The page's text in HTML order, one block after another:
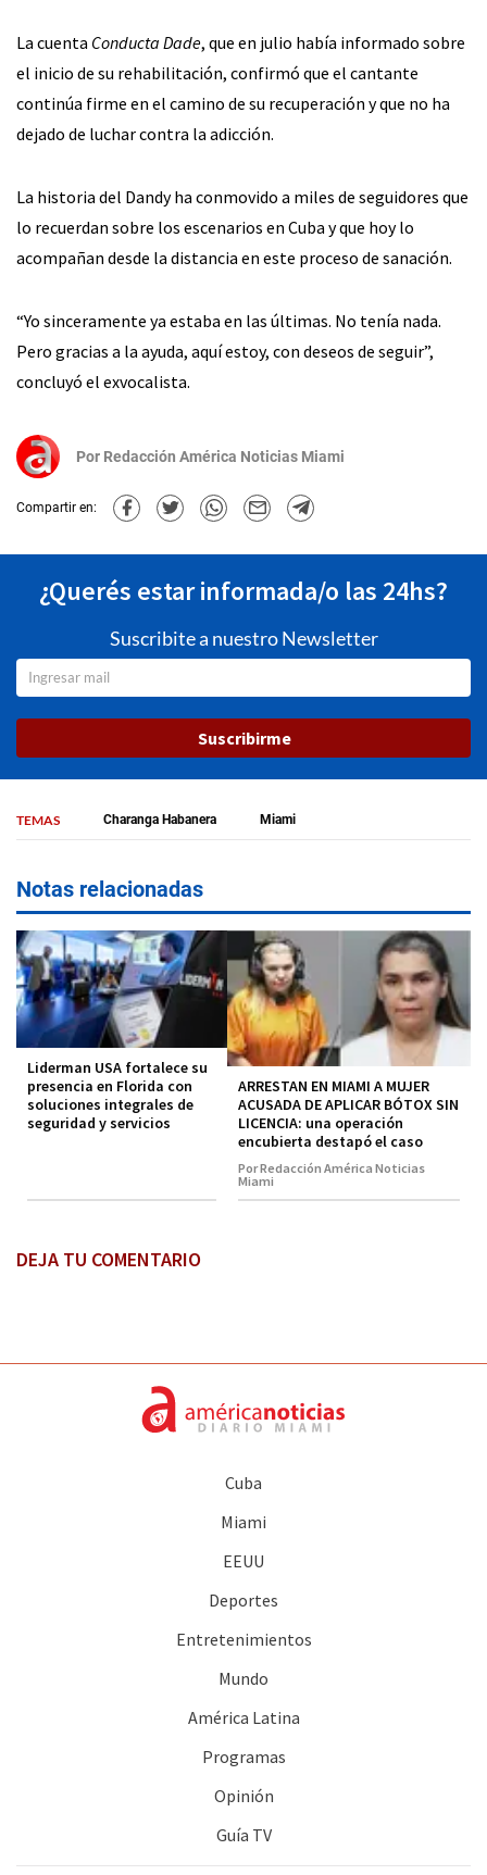
La cuenta Conducta Dade, que en julio había informado sobre
el inicio de su rehabilitación, confirmó que el cantante
continúa firme en el camino de su recuperación y que no ha
dejado de luchar contra la adicción.
La historia del Dandy ha conmovido a miles de seguidores que
lo recuerdan sobre los escenarios en Cuba y que hoy lo
acompañan desde la distancia en este proceso de sanación.
“Yo sinceramente ya estaba en las últimas. No tenía nada.
Pero gracias a la ayuda, aquí estoy, con deseos de seguir”,
concluyó el exvocalista.
Por Redacción América Noticias Miami
Compartir en:
¿Querés estar informada/o las 24hs?
Suscribite a nuestro Newsletter
Suscribirme
TEMAS Charanga Habanera Miami
Notas relacionadas
Liderman USA fortalece su
presencia en Florida con
soluciones integrales de
seguridad y servicios
ARRESTAN EN MIAMI A MUJER
ACUSADA DE APLICAR BÓTOX SIN
LICENCIA: una operación
encubierta destapó el caso
Por Redacción América Noticias
Miami
DEJA TU COMENTARIO
Cuba
Miami
EEUU
Deportes
Entretenimientos
Mundo
América Latina
Programas
Opinión
Guía TV